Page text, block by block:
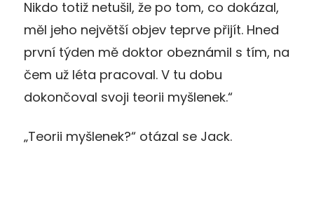
Nikdo totiž netušil, že po tom, co dokázal,
měl jeho největší objev teprve přijít. Hned
první týden mě doktor obeznámil s tím, na
čem už léta pracoval. V tu dobu
dokončoval svoji teorii myšlenek.“
„Teorii myšlenek?“ otázal se Jack.